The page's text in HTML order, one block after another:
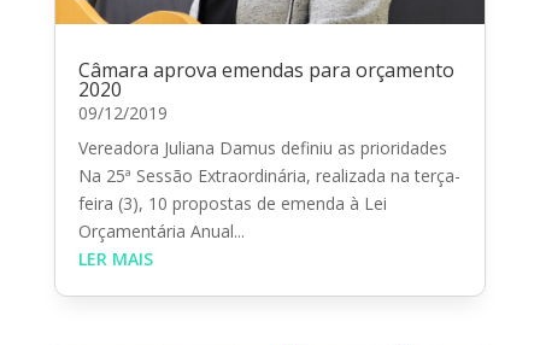
Câmara aprova emendas para orçamento
2020
09/12/2019
Vereadora Juliana Damus definiu as prioridades
Na 25ª Sessão Extraordinária, realizada na terça-
feira (3), 10 propostas de emenda à Lei
Orçamentária Anual...
LER MAIS